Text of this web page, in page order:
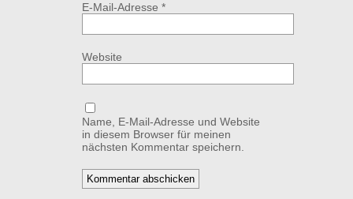
E-Mail-Adresse *
Website
Name, E-Mail-Adresse und Website
in diesem Browser für meinen
nächsten Kommentar speichern.